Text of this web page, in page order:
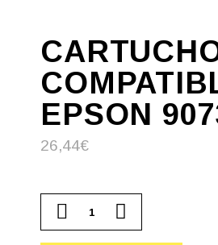
EPSON
26,44€
Cartucho compatible Epson 9073